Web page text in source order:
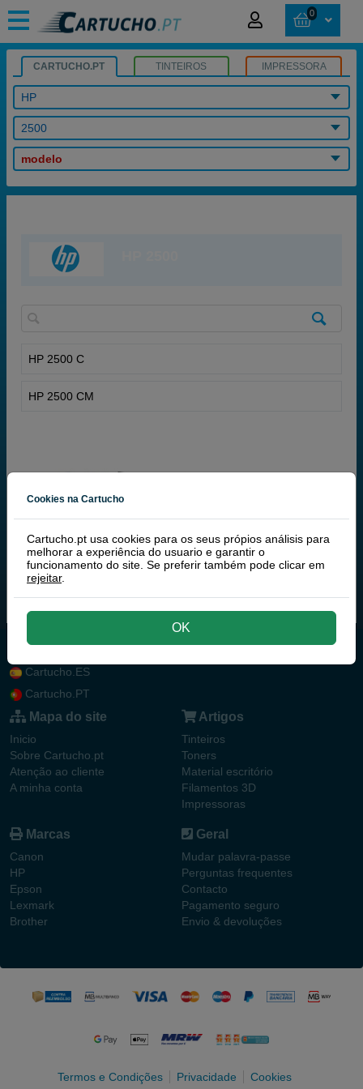
0
CARTUCHO.PT TINTEIROS IMPRESSORA
HP
2500
modelo
HP 2500 C
HP 2500 CM
Cartucho.ES
Cartucho.PT
Mapa do site
Inicio
Sobre Cartucho.pt
Atenção ao cliente
A minha conta
Artigos
Tinteiros
Toners
Material escritório
Filamentos 3D
Impressoras
Marcas
Canon
HP
Epson
Lexmark
Brother
Geral
Mudar palavra-passe
Perguntas frequentes
Contacto
Pagamento seguro
Envio & devoluções
Termos e Condições Privacidade Cookies
Cookies na Cartucho
Cartucho.pt usa cookies para os seus própios análisis para
melhorar a experiência do usuario e garantir o
funcionamento do site. Se preferir também pode clicar em
rejeitar.
OK